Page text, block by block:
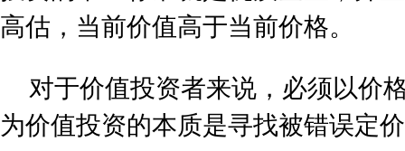
高估，当前价值高于当前价格。
对于价值投资者来说，必须以价
为价值投资的本质是寻找被错误定